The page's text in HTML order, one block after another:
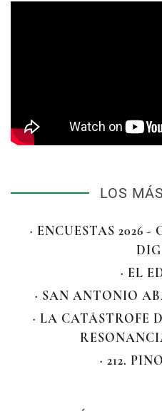
LOS
· ENCUESTAS 2026
· EL
· SAN ANTONIO
· LA CATÁSTROFE
· 212.